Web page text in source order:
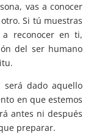
vas a conocer
Si tú muestras
reconocer en ti,
del ser humano
dado aquello
en que estemos
antes ni después
preparar.